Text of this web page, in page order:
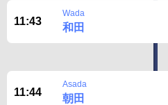
11:43
Wada
和田
11:44
Asada
朝田